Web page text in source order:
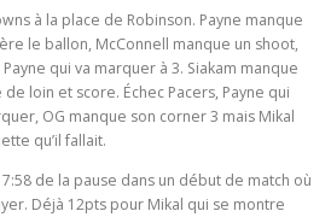
à la place de Robinson. Payne manque
le ballon, McConnell manque un shoot,
qui va marquer à 3. Siakam manque
loin et score. Échec Pacers, Payne qui
OG manque son corner 3 mais Mikal
qu’il fallait.
de la pause dans un début de match où
Déjà 12pts pour Mikal qui se montre